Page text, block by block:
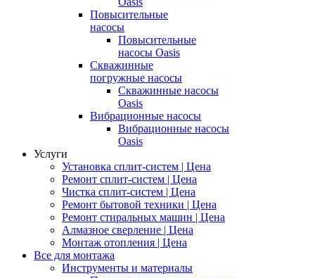
Повысительные
насосы
Повысительные
насосы Oasis
Скважинные
погружные насосы
Скважинные насосы
Oasis
Вибрационные насосы
Вибрационные насосы
Oasis
Услуги
Установка сплит-систем | Цена
Ремонт сплит-систем | Цена
Чистка сплит-систем | Цена
Ремонт бытовой техники | Цена
Ремонт стиральных машин | Цена
Алмазное сверление | Цена
Монтаж отопления | Цена
Все для монтажа
Инструменты и материалы